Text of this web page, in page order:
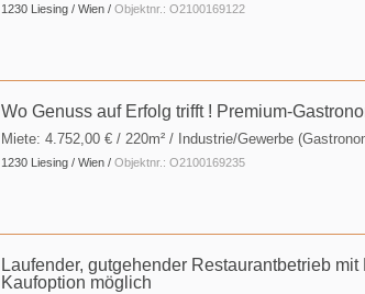
1230 Liesing / Wien / Objektnr.: O2100169122
Wo Genuss auf Erfolg trifft ! Premium-
Miete: 4.752,00 € / 220m² / Industrie/Gewerbe
1230 Liesing / Wien / Objektnr.: O2100169235
Laufender, gutgehender Restaurantbetrieb
Kaufoption möglich